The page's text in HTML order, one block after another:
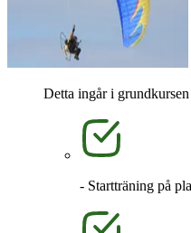
Detta ingår i grundkursen
- Startträning på